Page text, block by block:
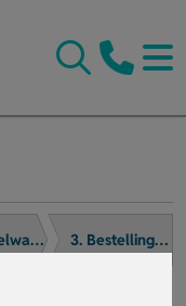
2. Winkelwagen 3. Bestelling afronden